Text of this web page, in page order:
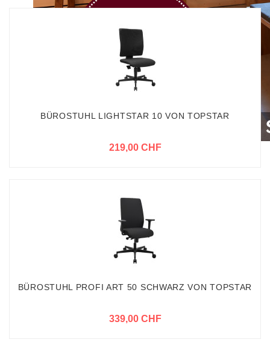
BÜROSTUHL LIGHTSTAR 10 VON TOPSTAR
219,00 CHF
BÜROSTUHL PROFI ART 50 SCHWARZ VON TOPSTAR
339,00 CHF